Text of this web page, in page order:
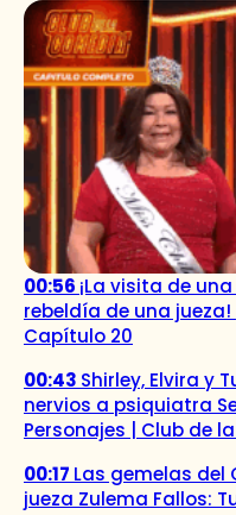
00:56 ¡La visita de
rebeldía de una jueza!
Capítulo 20
00:43 Shirley, Elvira y
nervios a psiquiatra
Personajes | Club de
00:17 Las gemelas del
jueza Zulema Fallos: